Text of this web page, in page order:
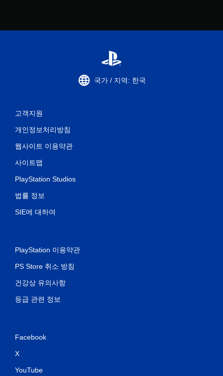
국가 / 지역: 한국
고객지원
개인정보처리방침
웹사이트 이용약관
사이트맵
PlayStation Studios
법률 정보
SIE에 대하여
PlayStation 이용약관
PS Store 취소 방침
건강상 유의사항
등급 관련 정보
Facebook
X
YouTube